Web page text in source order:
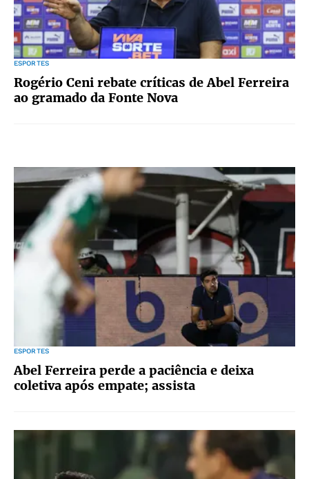
ESPORTES
Rogério Ceni rebate críticas de Abel Ferreira
ao gramado da Fonte Nova
ESPORTES
Abel Ferreira perde a paciência e deixa
coletiva após empate; assista